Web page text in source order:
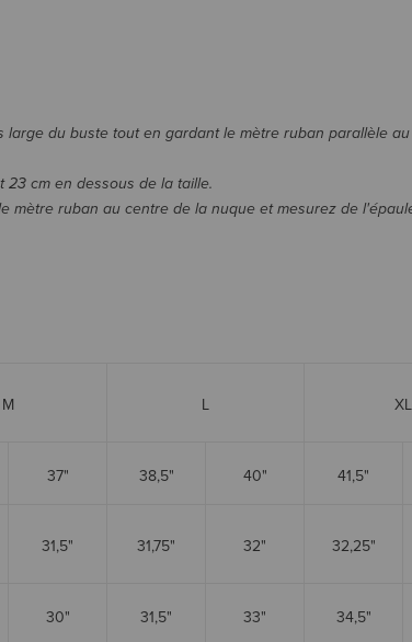
du buste tout en gardant le mètre ruban parallèle au
cm en dessous de la taille.
ruban au centre de la nuque et mesurez de
M L XL
37" 38,5" 40" 41,5"
31,5" 31,75" 32" 32,25"
30" 31,5" 33" 34,5"